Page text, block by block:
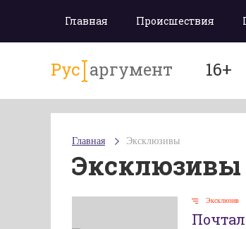
Главная Происшествия
Рус аргумент 16+
Главная Эксклюзивы
Эксклюзивы
Эксклюзив